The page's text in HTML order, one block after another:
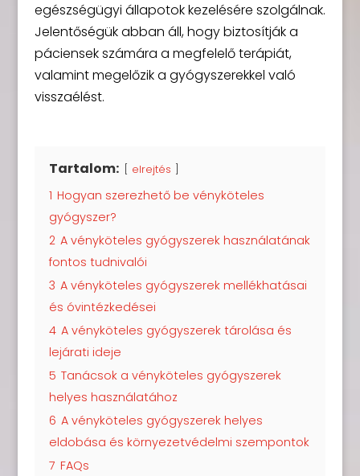
egészségügyi állapotok kezelésére szolgálnak.
Jelentőségük abban áll, hogy biztosítják a
páciensek számára a megfelelő terápiát,
valamint megelőzik a gyógyszerekkel való
visszaélést.
Tartalom: elrejtés
1 Hogyan szerezhető be vényköteles
gyógyszer?
2 A vényköteles gyógyszerek használatának
fontos tudnivalói
3 A vényköteles gyógyszerek mellékhatásai
és óvintézkedései
4 A vényköteles gyógyszerek tárolása és
lejárati ideje
5 Tanácsok a vényköteles gyógyszerek
helyes használatához
6 A vényköteles gyógyszerek helyes
eldobása és környezetvédelmi szempontok
7 FAQs